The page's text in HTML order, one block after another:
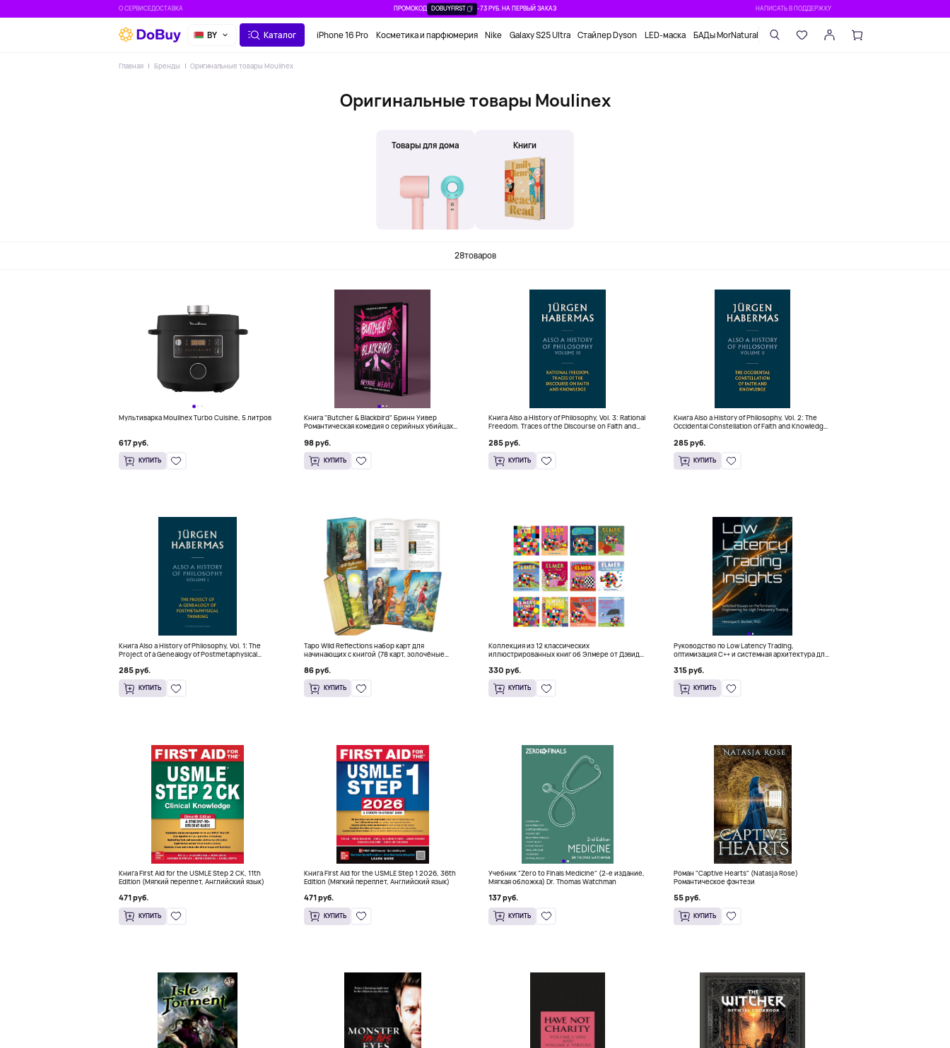
О СЕРВИСЕДОСТАВКА ПРОМОКОД DOBUYFIRST -73 РУБ. НА ПЕРВЫЙ ЗАКАЗ НАПИСАТЬ В ПОДДЕРЖКУ
BY Каталог iPhone 16 Pro Косметика и парфюмерия Nike Galaxy S25 Ultra Стайлер Dyson LED-маска БАДы MorNatural
Главная Бренды Оригинальные товары Moulinex
Оригинальные товары Moulinex
Товары для дома Книги
28товаров
Мультиварка Moulinex Turbo Cuisine, 5 литров
617 руб.
КУПИТЬ
Книга "Butcher & Blackbird" Бринн Уивер
Романтическая комедия о серийных убийцах
98 руб.
КУПИТЬ
Книга Also a History of Philosophy, Vol. 3: Rational
Freedom. Traces of the Discourse on Faith and
285 руб.
КУПИТЬ
Книга Also a History of Philosophy, Vol. 2: The
Occidental Constellation of Faith and Knowledge
285 руб.
КУПИТЬ
Книга Also a History of Philosophy, Vol. 1: The
Project of a Genealogy of Postmetaphysical
285 руб.
КУПИТЬ
Таро Wild Reflections набор карт для
начинающих с книгой (78 карт, золочёные
86 руб.
КУПИТЬ
Коллекция из 12 классических
иллюстрированных книг об Элмере от Дэвида
330 руб.
КУПИТЬ
Руководство по Low Latency Trading,
оптимизация C++ и системная архитектура для
315 руб.
КУПИТЬ
Книга First Aid for the USMLE Step 2 CK, 11th
Edition (Мягкий переплет, Английский язык)
471 руб.
КУПИТЬ
Книга First Aid for the USMLE Step 1 2026, 36th
Edition (Мягкий переплет, Английский язык)
471 руб.
КУПИТЬ
Учебник "Zero to Finals Medicine" (2-е издание,
Мягкая обложка) Dr. Thomas Watchman
137 руб.
КУПИТЬ
Роман "Captive Hearts" (Natasja Rose)
Романтическое фэнтези
55 руб.
КУПИТЬ